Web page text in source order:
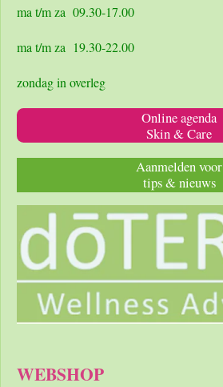
o
r
m
p
ma t/m za 09.30-17.00
ma t/m za 19.30-22.00
zondag in overleg
Online agenda
Skin & Care
Aanmelden voor
tips & nieuws
WEBSHOP